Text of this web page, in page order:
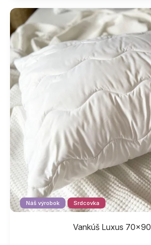
z
hviezdičiek.
Náš výrobok Srdcovka
Vankúš Luxus 70x90